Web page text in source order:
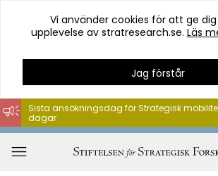
Hoppa
till
innehåll
Vi använder cookies för att ge
upplevelse av stratresearch.se. Läs
Jag förstår
Sista ansökningsdag för Strategisk
dagar